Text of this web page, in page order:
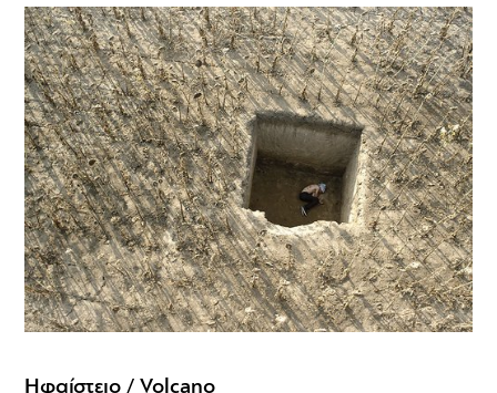
Ηφαίστειο / Volcano